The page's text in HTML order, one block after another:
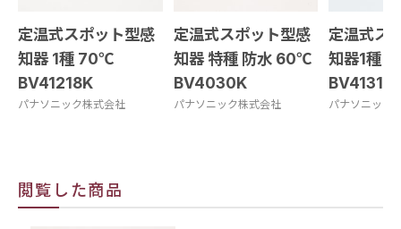
定温式スポット型感
知器 1種 70℃
BV41218K
パナソニック株式会社
定温式スポット型感
知器 特種 防水 60℃
BV4030K
パナソニック株式会社
定温式ス
知器1種
BV4131K
パナソニック
閲覧した商品